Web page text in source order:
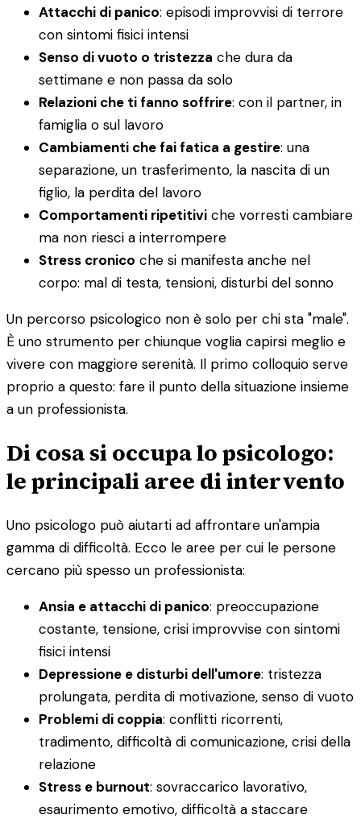
Attacchi di panico: episodi improvvisi di terrore
con sintomi fisici intensi
Senso di vuoto o tristezza che dura da
settimane e non passa da solo
Relazioni che ti fanno soffrire: con il partner, in
famiglia o sul lavoro
Cambiamenti che fai fatica a gestire: una
separazione, un trasferimento, la nascita di un
figlio, la perdita del lavoro
Comportamenti ripetitivi che vorresti cambiare
ma non riesci a interrompere
Stress cronico che si manifesta anche nel
corpo: mal di testa, tensioni, disturbi del sonno
Un percorso psicologico non è solo per chi sta "male".
È uno strumento per chiunque voglia capirsi meglio e
vivere con maggiore serenità. Il primo colloquio serve
proprio a questo: fare il punto della situazione insieme
a un professionista.
Di cosa si occupa lo psicologo:
le principali aree di intervento
Uno psicologo può aiutarti ad affrontare un'ampia
gamma di difficoltà. Ecco le aree per cui le persone
cercano più spesso un professionista:
Ansia e attacchi di panico: preoccupazione
costante, tensione, crisi improvvise con sintomi
fisici intensi
Depressione e disturbi dell'umore: tristezza
prolungata, perdita di motivazione, senso di vuoto
Problemi di coppia: conflitti ricorrenti,
tradimento, difficoltà di comunicazione, crisi della
relazione
Stress e burnout: sovraccarico lavorativo,
esaurimento emotivo, difficoltà a staccare